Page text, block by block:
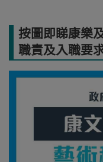
按圖即睇康樂
職責及入職要